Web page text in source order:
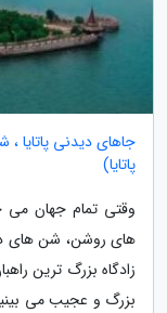
جاهای دیدنی پاتایا ،
پاتایا)
وقتی تمام جهان می
های روشن، شن های
زادگاه بزرگ ترین
بزرگ و عجیب می